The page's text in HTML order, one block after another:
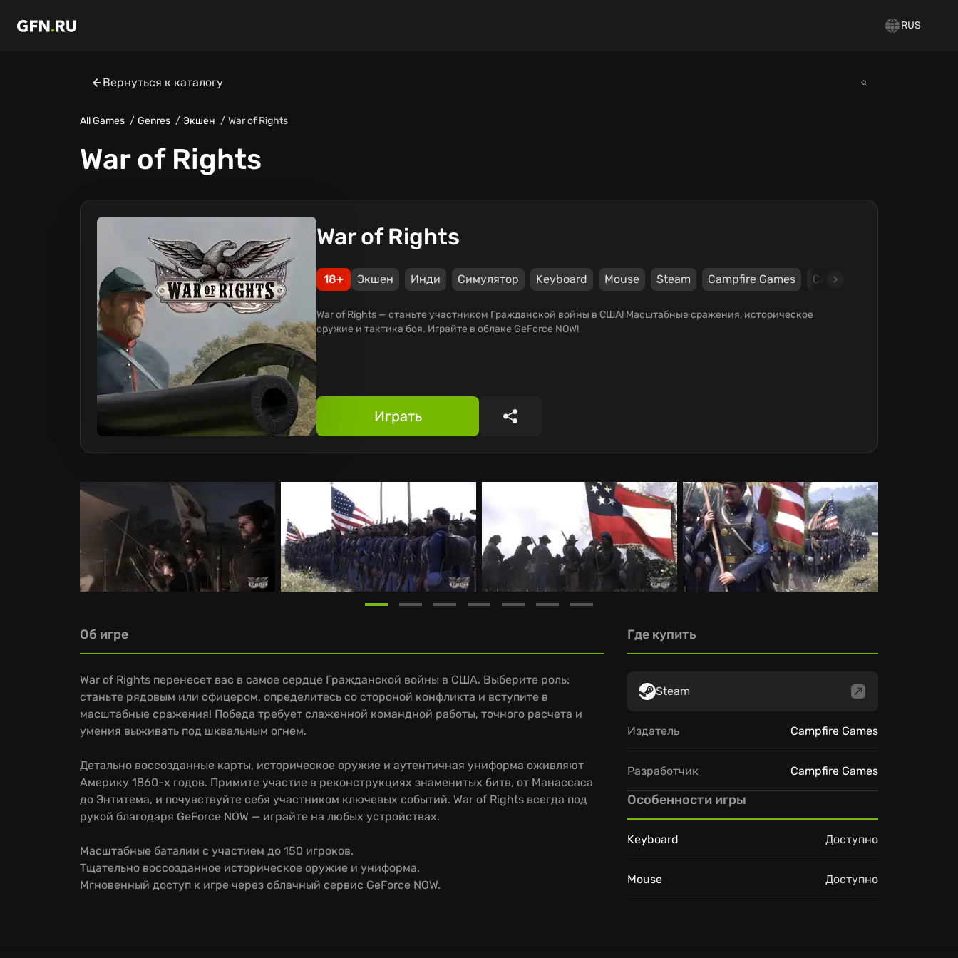
RUS
Вернуться к каталогу
All Games Genres Экшен War of Rights
War of Rights
War of Rights
18+ Экшен Инди Симулятор Keyboard Mouse Steam Campfire Games Campfire Games
War of Rights — станьте участником Гражданской войны в США! Масштабные сражения, историческое
оружие и тактика боя. Играйте в облаке GeForce NOW!
Играть Поделиться
Об игре
War of Rights перенесет вас в самое сердце Гражданской войны в США. Выберите роль:
станьте рядовым или офицером, определитесь со стороной конфликта и вступите в
масштабные сражения! Победа требует слаженной командной работы, точного расчета и
умения выживать под шквальным огнем.
Детально воссозданные карты, историческое оружие и аутентичная униформа оживляют
Америку 1860-х годов. Примите участие в реконструкциях знаменитых битв, от Манассаса
до Энтитема, и почувствуйте себя участником ключевых событий. War of Rights всегда под
рукой благодаря GeForce NOW — играйте на любых устройствах.
Масштабные баталии с участием до 150 игроков.
Тщательно воссозданное историческое оружие и униформа.
Мгновенный доступ к игре через облачный сервис GeForce NOW.
Где купить
Steam
Издатель Campfire Games
Разработчик Campfire Games
Особенности игры
Keyboard Доступно
Mouse Доступно